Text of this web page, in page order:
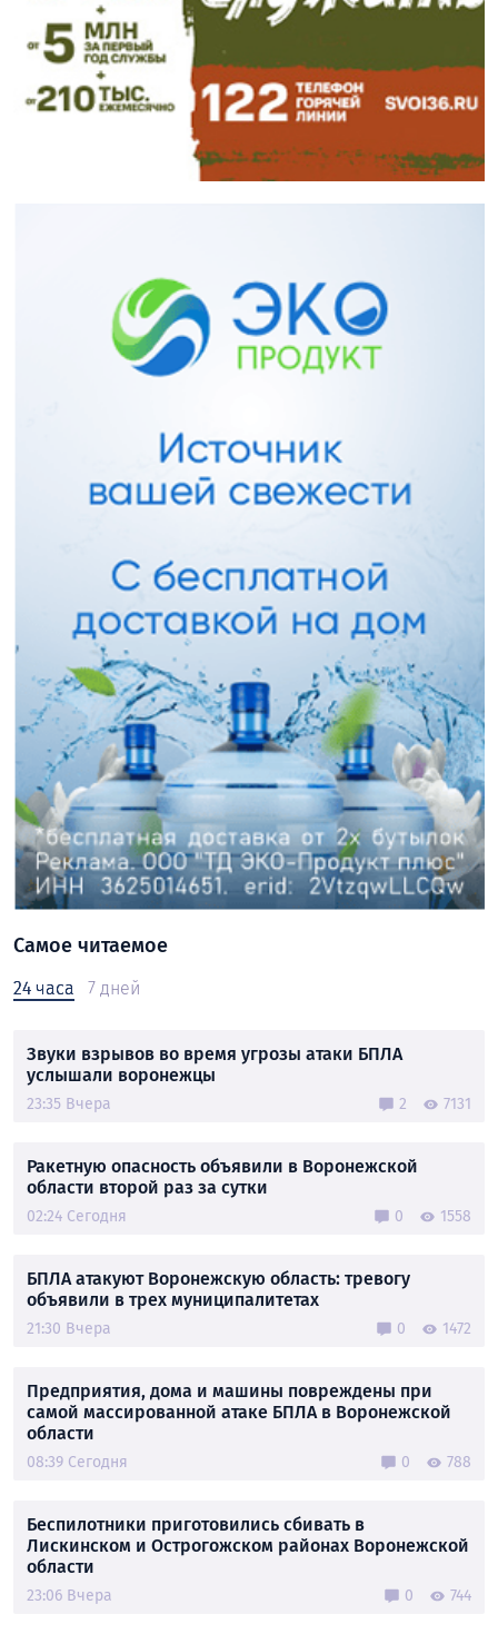
Самое читаемое
24 часа 7 дней
Звуки взрывов во время угрозы атаки БПЛА
услышали воронежцы
23:35 Вчера 2 7131
Ракетную опасность объявили в Воронежской
области второй раз за сутки
02:24 Сегодня 0 1558
БПЛА атакуют Воронежскую область: тревогу
объявили в трех муниципалитетах
21:30 Вчера 0 1472
Предприятия, дома и машины повреждены при
самой массированной атаке БПЛА в Воронежской
области
08:39 Сегодня 0 788
Беспилотники приготовились сбивать в
Лискинском и Острогожском районах Воронежской
области
23:06 Вчера 0 744